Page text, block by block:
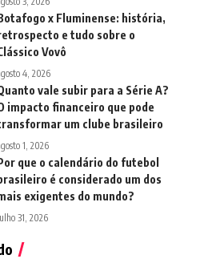
x Fluminense: história,
e tudo sobre o
Vovô
4, 2026
vale subir para a Série A?
impacto financeiro que pode
um clube brasileiro
1, 2026
que o calendário do futebol
brasileiro é considerado um dos
exigentes do mundo?
31, 2026